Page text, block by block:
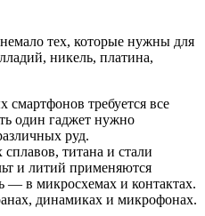
тех, которые нужны для
никель, платина,
смартфонов требуется все
один гаджет нужно
руд.
титана и стали
и литий применяются
— в микросхемах и контактах.
динамиках и микрофонах.